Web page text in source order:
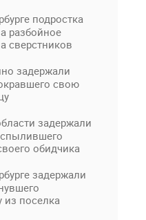
подростка
разбойное
сверстников
задержали
свою
задержали
обидчика
задержали
из поселка